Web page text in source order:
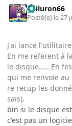
gailuron66
Posté(e) le 27
J'ai lancé
En me referent à
le disque..... En
qui me renvoie
re recup les
sais).
bin si le disque
c'est pas un